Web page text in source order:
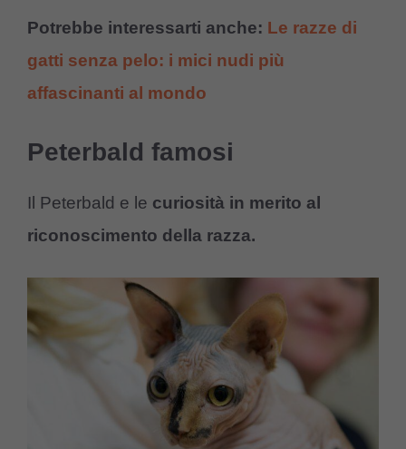
Potrebbe interessarti anche: Le razze di
gatti senza pelo: i mici nudi più
affascinanti al mondo
Peterbald famosi
Il Peterbald e le curiosità in merito al
riconoscimento della razza.